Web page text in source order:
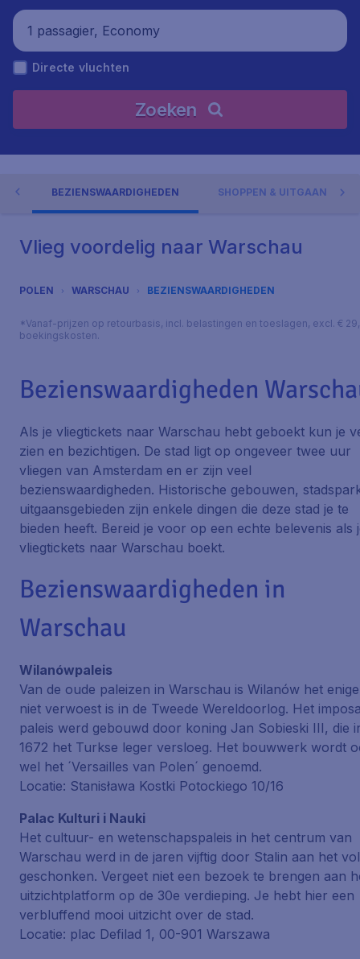
1 passagier, Economy
Directe vluchten
Zoeken
BEZIENSWAARDIGHEDEN SHOPPEN & UITGAAN
Vlieg voordelig naar Warschau
POLEN WARSCHAU BEZIENSWAARDIGHEDEN
*Vanaf-prijzen op retourbasis, incl. belastingen en toeslagen, excl. €
boekingskosten.
Bezienswaardigheden
Als je vliegtickets naar Warschau hebt geboekt kun je
zien en bezichtigen. De stad ligt op ongeveer twee uur
vliegen van Amsterdam en er zijn veel
bezienswaardigheden. Historische gebouwen,
uitgaansgebieden zijn enkele dingen die deze stad je te
bieden heeft. Bereid je voor op een echte belevenis als
vliegtickets naar Warschau boekt.
Bezienswaardigheden in
Warschau
Wilanówpaleis
Van de oude paleizen in Warschau is Wilanów het
niet verwoest is in de Tweede Wereldoorlog. Het
paleis werd gebouwd door koning Jan Sobieski III, die
1672 het Turkse leger versloeg. Het bouwwerk wordt
wel het ´Versailles van Polen´ genoemd.
Locatie: Stanisława Kostki Potockiego 10/16
Palac Kulturi i Nauki
Het cultuur- en wetenschapspaleis in het centrum van
Warschau werd in de jaren vijftig door Stalin aan het
geschonken. Vergeet niet een bezoek te brengen aan
uitzichtplatform op de 30e verdieping. Je hebt hier een
verbluffend mooi uitzicht over de stad.
Locatie: plac Defilad 1, 00-901 Warszawa